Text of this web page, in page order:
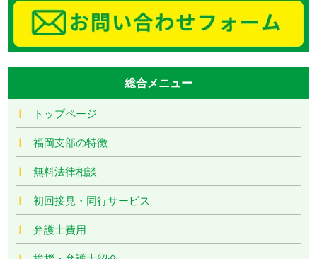
総合メニュー
トップページ
福岡支部の特徴
無料法律相談
初回接見・同行サービス
弁護士費用